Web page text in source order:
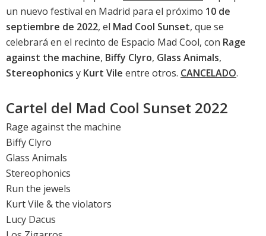
un nuevo festival en Madrid para el próximo 10 de
septiembre de 2022, el Mad Cool Sunset, que se
celebrará en el recinto de Espacio Mad Cool, con Rage
against the machine, Biffy Clyro, Glass Animals,
Stereophonics y Kurt Vile entre otros. CANCELADO.
Cartel del Mad Cool Sunset 2022
Rage against the machine
Biffy Clyro
Glass Animals
Stereophonics
Run the jewels
Kurt Vile & the violators
Lucy Dacus